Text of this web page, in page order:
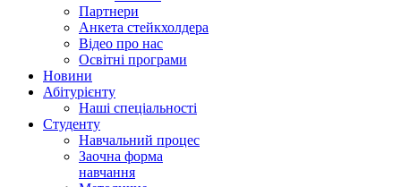
Партнери
Анкета стейкхолдера
Відео про нас
Освітні програми
Hовини
Абітурієнту
Наші спеціальності
Студенту
Навчальний процес
Заочна форма
навчання